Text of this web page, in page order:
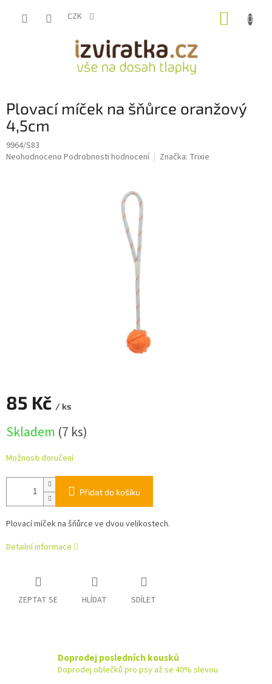
CZK
Plovací míček na šňůrce oranžový
4,5cm
9964/S83
Průměrné
Neohodnoceno Podrobnosti hodnocení Značka: Trixie
85 Kč / ks
cena:
Skladem (7 ks)
Možnosti doručení
Přidat do košíku
Plovací míček na šňůrce ve dvou velikostech.
Detailní informace
ZEPTAT SE HLÍDAT SDÍLET
Doprodej posledních kousků
Doprodej oblečků pro psy až se 40% slevou